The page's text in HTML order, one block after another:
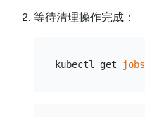
等待清理操作完成：
kubectl get jobs